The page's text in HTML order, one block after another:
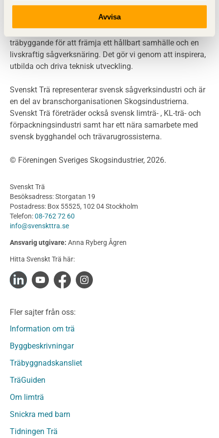
Avvisa
LCA
Miljöpolitik och miljömål
Miljödeklarationer och märkning
Termer och förkortningar
Planering
Klimatkalkylator hallar
Projektering av trähus - generellt
Byggsystem
Fasadsystem i skivmaterial
Bullerskärmar och andra utomhuskonstruktioner
Byggnation och utförande
Utförande
Produkter
Konstruktionsvirke
Konstruktionsvirke Behandlat
Konstruktionsvirke Fingerskarvat
Konstruktionsvirke Fingerskarvat Obehandlat
Limträ
Fanerträ
Fanerträ Obehandlat
Träpanel och Utvändig beklädnad Behandlat
Träpanel och utvändig beklädnad Obehandlat
Trägolv
Sågat virke
Sågat virke Behandlat
Svenskt Trä sprider kunskap om trä, träprodukter och
träbyggande för att främja ett hållbart samhälle och en
livskraftig sågverksnäring. Det gör vi genom att inspirera,
utbilda och driva teknisk utveckling.
Svenskt Trä representerar svensk sågverksindustri och är
en del av branschorganisationen Skogsindustrierna.
Svenskt Trä företräder också svensk limträ- , KL-trä- och
förpackningsindustri samt har ett nära samarbete med
svensk bygghandel och trävarugrossisterna.
© Föreningen Sveriges Skogsindustrier, 2026.
Svenskt Trä
Besöksadress: Storgatan 19
Postadress: Box 55525, 102 04 Stockholm
Telefon:08-762 72 60
info@svenskttra.se
Ansvarig utgivare: Anna Ryberg Ågren
Hitta Svenskt Trä här:
Fler sajter från oss:
Information om trä
Byggbeskrivningar
Träbyggnadskansliet
TräGuiden
Om limträ
Snickra med barn
Tidningen Trä